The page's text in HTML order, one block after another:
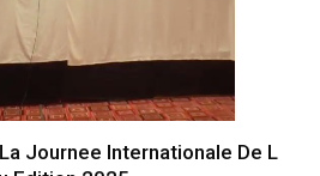
Journee Internationale De L